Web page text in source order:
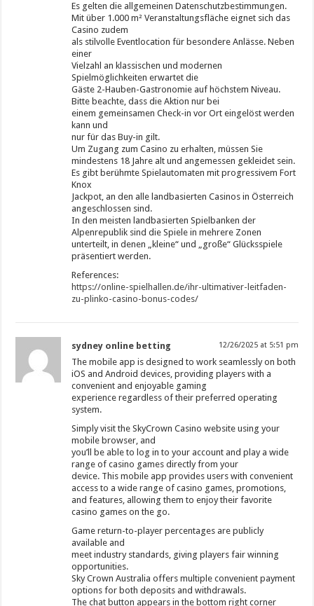
Es gelten die allgemeinen Datenschutzbestimmungen.
Mit über 1.000 m² Veranstaltungsfläche eignet sich das
Casino zudem
als stilvolle Eventlocation für besondere Anlässe. Neben
einer
Vielzahl an klassischen und modernen
Spielmöglichkeiten erwartet die
Gäste 2-Hauben-Gastronomie auf höchstem Niveau.
Bitte beachte, dass die Aktion nur bei
einem gemeinsamen Check-in vor Ort eingelöst werden
kann und
nur für das Buy-in gilt.
Um Zugang zum Casino zu erhalten, müssen Sie
mindestens 18 Jahre alt und angemessen gekleidet sein.
Es gibt berühmte Spielautomaten mit progressivem Fort
Knox
Jackpot, an den alle landbasierten Casinos in Österreich
angeschlossen sind.
In den meisten landbasierten Spielbanken der
Alpenrepublik sind die Spiele in mehrere Zonen
unterteilt, in denen „kleine“ und „große“ Glücksspiele
präsentiert werden.
References:
https://online-spielhallen.de/ihr-ultimativer-leitfaden-
zu-plinko-casino-bonus-codes/
sydney online betting 12/26/2025 at 5:51 pm
The mobile app is designed to work seamlessly on both
iOS and Android devices, providing players with a
convenient and enjoyable gaming
experience regardless of their preferred operating
system.
Simply visit the SkyCrown Casino website using your
mobile browser, and
you’ll be able to log in to your account and play a wide
range of casino games directly from your
device. This mobile app provides users with convenient
access to a wide range of casino games, promotions,
and features, allowing them to enjoy their favorite
casino games on the go.
Game return-to-player percentages are publicly
available and
meet industry standards, giving players fair winning
opportunities.
Sky Crown Australia offers multiple convenient payment
options for both deposits and withdrawals.
The chat button appears in the bottom right corner